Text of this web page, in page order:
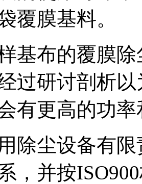
覆膜基料。
布的覆膜除
过研讨剖析
有更高的功
除尘设备有
，并按